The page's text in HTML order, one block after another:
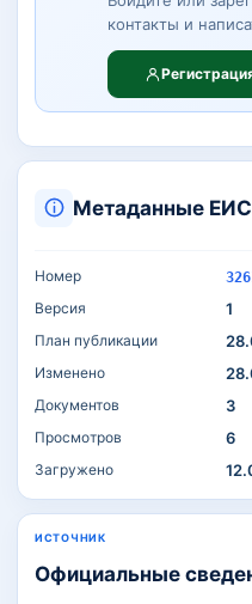
контакты и
Метаданные ЕИС
Номер
Версия 1
План публикации
Изменено
Документов 3
Просмотров 6
Загружено
ИСТОЧНИК
Официальные